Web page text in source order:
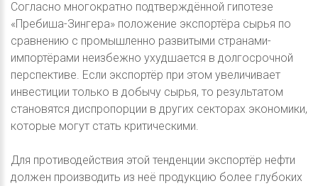
Согласно многократно подтверждённой гипотезе
«Пребиша-Зингера» положение экспортёра сырья по
сравнению с промышленно развитыми странами-
импортёрами неизбежно ухудшается в долгосрочной
перспективе. Если экспортёр при этом увеличивает
инвестиции только в добычу сырья, то результатом
становятся диспропорции в других секторах экономики,
которые могут стать критическими.
Для противодействия этой тенденции экспортёр нефти
должен производить из неё продукцию более глубоких